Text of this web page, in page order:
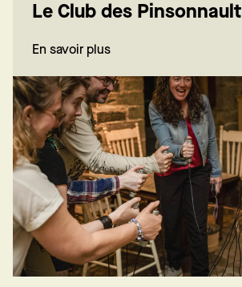
Le Club des Pinsonnault
En savoir plus